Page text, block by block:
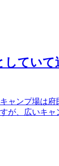
してい
ャンプ場は
が、広いキ